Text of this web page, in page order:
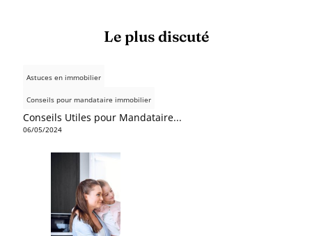
Le plus discuté
Astuces en immobilier
Conseils pour mandataire immobilier
Conseils Utiles pour Mandataire...
06/05/2024